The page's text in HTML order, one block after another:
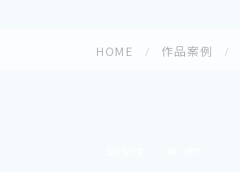
HOME 作品案例